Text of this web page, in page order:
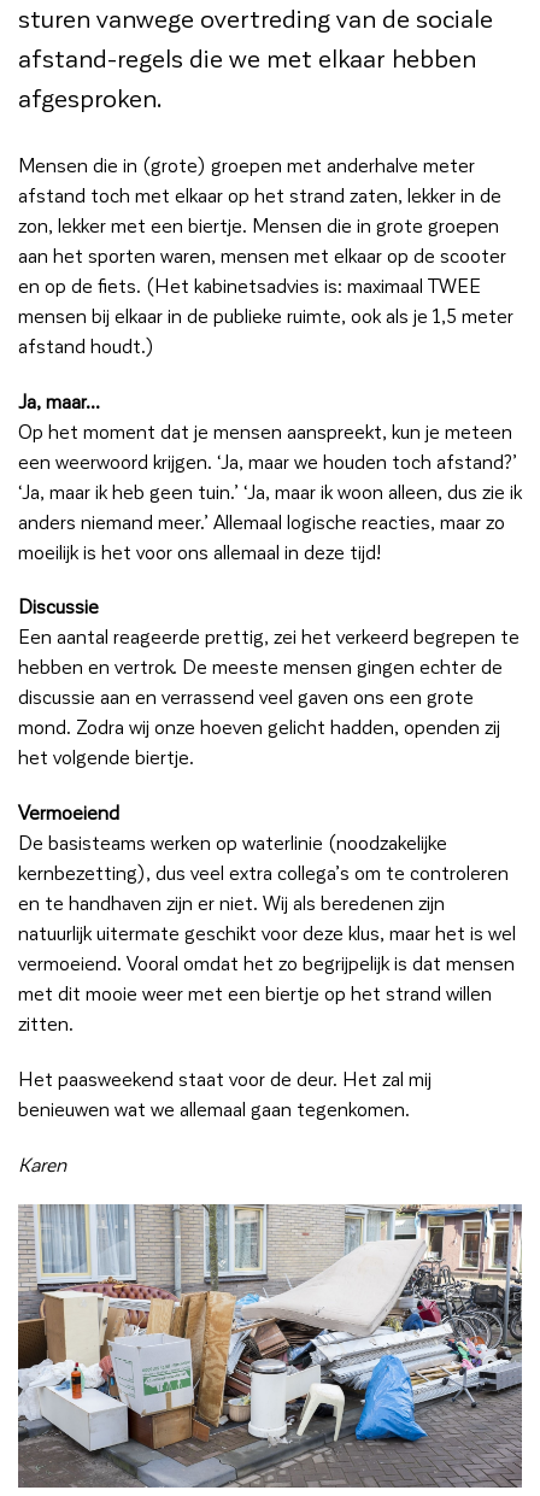
sturen vanwege overtreding van de sociale
afstand-regels die we met elkaar hebben
afgesproken.
Mensen die in (grote) groepen met anderhalve meter
afstand toch met elkaar op het strand zaten, lekker in de
zon, lekker met een biertje. Mensen die in grote groepen
aan het sporten waren, mensen met elkaar op de scooter
en op de fiets. (Het kabinetsadvies is: maximaal TWEE
mensen bij elkaar in de publieke ruimte, ook als je 1,5 meter
afstand houdt.)
Ja, maar…
Op het moment dat je mensen aanspreekt, kun je meteen
een weerwoord krijgen. ‘Ja, maar we houden toch afstand?’
‘Ja, maar ik heb geen tuin.’ ‘Ja, maar ik woon alleen, dus zie ik
anders niemand meer.’ Allemaal logische reacties, maar zo
moeilijk is het voor ons allemaal in deze tijd!
Discussie
Een aantal reageerde prettig, zei het verkeerd begrepen te
hebben en vertrok. De meeste mensen gingen echter de
discussie aan en verrassend veel gaven ons een grote
mond. Zodra wij onze hoeven gelicht hadden, openden zij
het volgende biertje.
Vermoeiend
De basisteams werken op waterlinie (noodzakelijke
kernbezetting), dus veel extra collega’s om te controleren
en te handhaven zijn er niet. Wij als beredenen zijn
natuurlijk uitermate geschikt voor deze klus, maar het is wel
vermoeiend. Vooral omdat het zo begrijpelijk is dat mensen
met dit mooie weer met een biertje op het strand willen
zitten.
Het paasweekend staat voor de deur. Het zal mij
benieuwen wat we allemaal gaan tegenkomen.
Karen